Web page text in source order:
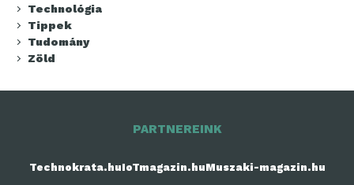
Technológia
Tippek
Tudomány
Zöld
PARTNEREINK
Technokrata.huIoTmagazin.huMuszaki-magazin.hu